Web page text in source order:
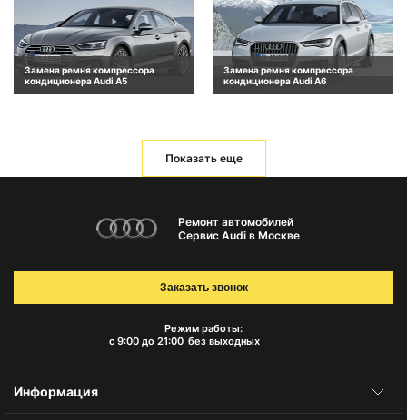
Замена ремня компрессора
кондиционера Audi A5
Замена ремня компрессора
кондиционера Audi A6
Показать еще
Ремонт автомобилей
Сервис Audi в Москве
Режим работы:
с 9:00 до 21:00 без выходных
Заказать звонок
Информация